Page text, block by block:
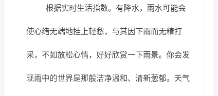
根据实时生活指数。有降水，雨水可能会
使心绪无端地挂上轻愁，与其因下雨而无精打
采，不如放松心情，好好欣赏一下雨景。你会发
现雨中的世界是那般洁净温和、清新葱郁。天气